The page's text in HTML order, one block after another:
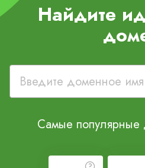
Найдите
Самые